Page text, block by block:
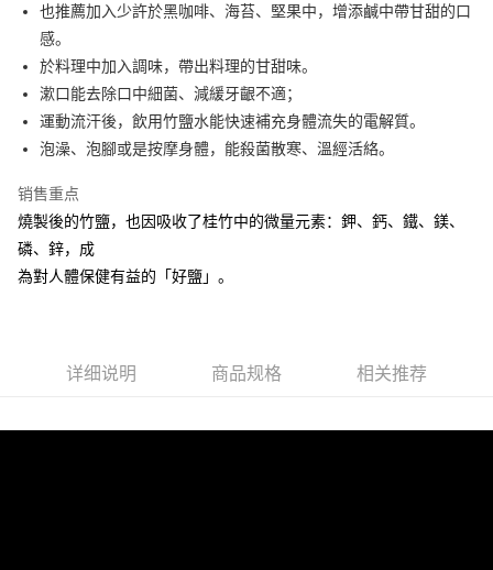
国泰世华商业银行
兆丰国际商业银行
台湾中小企业银行
汇丰（台湾）商业银行
华泰商业银行
联邦商业银行
远东国际商业银行
元大商业银行
永丰商业银行
玉山商业银行
星展（台湾）商业银行
台新国际商业银行
中国信托商业银行
Apple Pay
街口支付
Google Pay
ATM付款
货到付款
运送方式
也推薦加入少許於黑咖啡、海苔、堅果中，增添鹹中帶甘甜的口
感。
於料理中加入調味，帶出料理的甘甜味。
漱口能去除口中細菌、減緩牙齦不適；
運動流汗後，飲用竹鹽水能快速補充身體流失的電解質。
泡澡、泡腳或是按摩身體，能殺菌散寒、溫經活絡。
销售重点
燒製後的竹鹽，也因吸收了桂竹中的微量元素：鉀、鈣、鐵、鎂、
磷、鋅，成
為對人體保健有益的「好鹽」。
详细说明 商品规格 相关推荐